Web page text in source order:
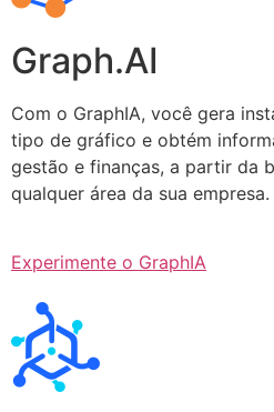
Graph.AI
Com o GraphIA, você gera
tipo de gráfico e obtém
gestão e finanças, a partir da
qualquer área da sua empresa.
Experimente o GraphIA